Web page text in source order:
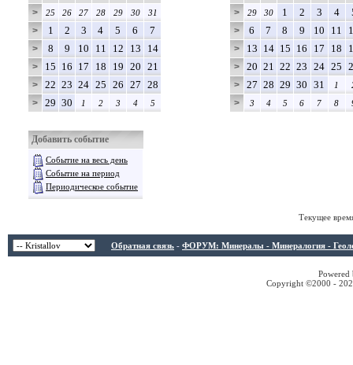
>
25 26 27 28 29 30 31
> 1 2 3 4 5 6 7
> 8 9 10 11 12 13 14
> 15 16 17 18 19 20 21
> 22 23 24 25 26 27 28
> 29 30 1 2 3 4 5
>
29 30 1 2 3 4
> 6 7 8 9 10 11
> 13 14 15 16 17 18
> 20 21 22 23 24 25
> 27 28 29 30 31 1
> 3 4 5 6 7 8
Добавить событие
Событие на весь день
Событие на период
Периодическое событие
Текущее
Обратная связь - ФОРУМ: Минералы - Минералогия -
Copyright ©2000 -